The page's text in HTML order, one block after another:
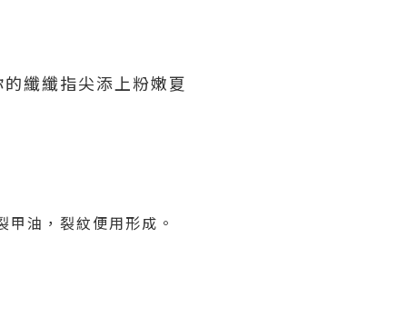
纖纖指尖添上粉嫩夏
油，裂紋便用形成。